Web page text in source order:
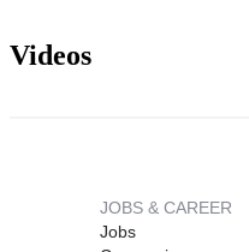
Videos
JOBS & CAREER
Jobs